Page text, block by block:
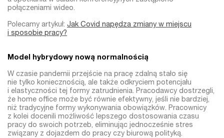
połączeniami wideo.
Polecamy artykuł: Jak Covid napędza zmiany w miejscu
i sposobie pracy?
Model hybrydowy nową normalnością
W czasie pandemii przejście na pracę zdalną stało się
nie tylko koniecznością, ale także odkryciem potencjału
i elastyczności tej formy zatrudnienia. Pracodawcy dostrzegli,
że home office może być równie efektywny, jeśli nie bardziej,
niż tradycyjne formy wykonywania obowiązków. Pracownicy
z kolei docenili możliwość lepszego dostosowania czasu
pracy do swoich potrzeb, eliminując jednocześnie stres
związany z dojazdem do pracy czy biurową polityką.